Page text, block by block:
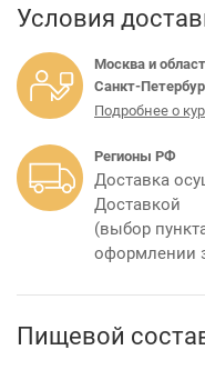
Условия
Москва и
Санкт-
Подробнее о
Регионы РФ
Доставка
Доставкой
(выбор
оформлении
Пищевой